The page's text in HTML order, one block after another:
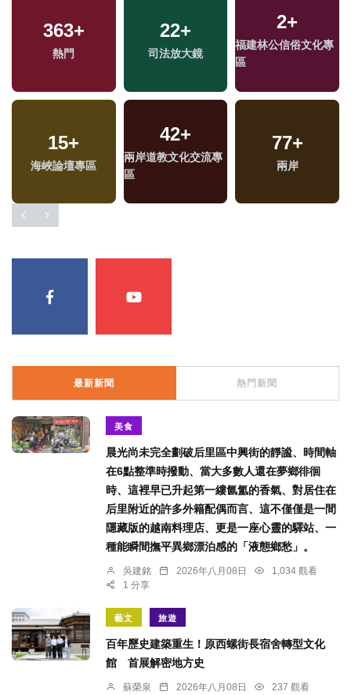
363+
熱門
22+
司法放大鏡
2+
福建林公信俗文化專
區
15+
海峽論壇專區
42+
兩岸道教文化交流專
區
77+
兩岸
最新新聞 熱門新聞
美食
晨光尚未完全劃破后里區中興街的靜謐、時間軸
在6點整準時撥動、當大多數人還在夢鄉徘徊
時、這裡早已升起第一縷氤氳的香氣、對居住在
后里附近的許多外籍配偶而言、這不僅僅是一間
隱藏版的越南料理店、更是一座心靈的驛站、一
種能瞬間撫平異鄉漂泊感的「液態鄉愁」。
吳建銘 2026年八月08日
1,034 觀看
1 分享
藝文 旅遊
百年歷史建築重生！原西螺街長宿舍轉型文化
館 首展解密地方史
蘇榮泉 2026年八月08日
237 觀看